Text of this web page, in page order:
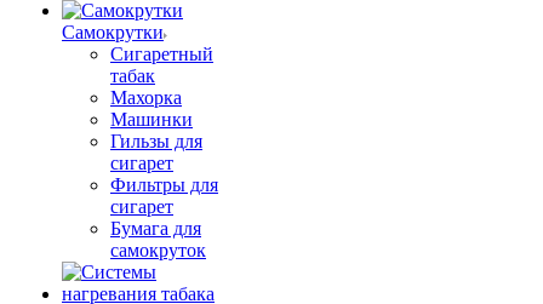
Самокрутки
Сигаретный
табак
Махорка
Машинки
Гильзы для
сигарет
Фильтры для
сигарет
Бумага для
самокруток